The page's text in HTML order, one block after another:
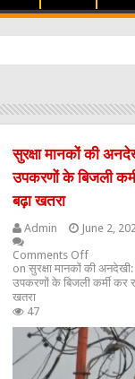
सुरक्षा मानकों की
उपकरणों के बिजली
बढ़ा खतरा
Admin
June 2,
Comments Off
on सुरक्षा मानकों की
उपकरणों के बिजली कर्मी कर
खतरा
47